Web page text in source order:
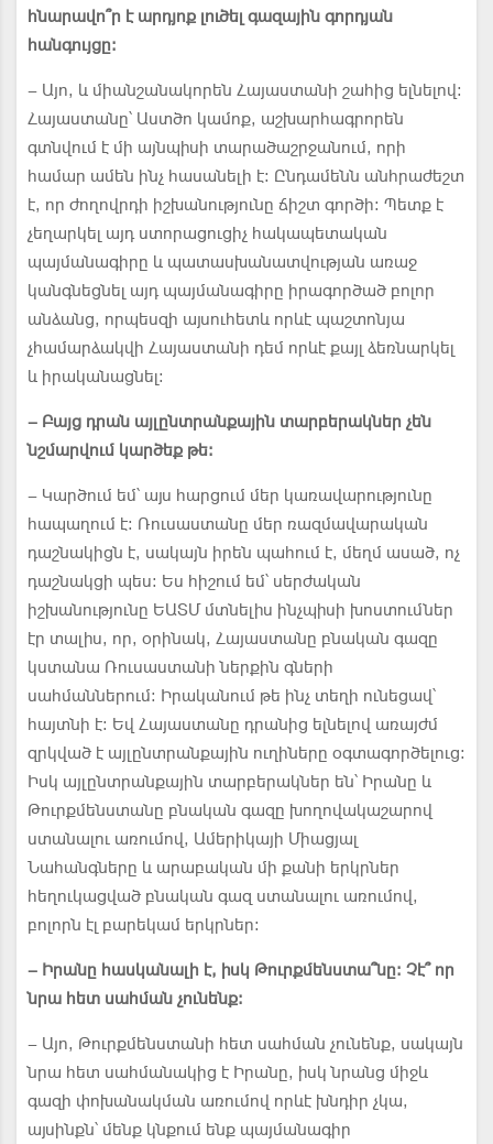
հնարավո՞ր է արդյոք լուծել գազային գորդյան
հանգույցը:
– Այո, և միանշանակորեն Հայաստանի շահից ելնելով:
Հայաստանը՝ Աստծո կամոք, աշխարհագրորեն
գտնվում է մի այնպիսի տարածաշրջանում, որի
համար ամեն ինչ հասանելի է: Ընդամենն անհրաժեշտ
է, որ ժողովրդի իշխանությունը ճիշտ գործի: Պետք է
չեղարկել այդ ստորացուցիչ հակապետական
պայմանագիրը և պատասխանատվության առաջ
կանգնեցնել այդ պայմանագիրը իրագործած բոլոր
անձանց, որպեսզի այսուհետև որևէ պաշտոնյա
չհամարձակվի Հայաստանի դեմ որևէ քայլ ձեռնարկել
և իրականացնել:
– Բայց դրան այլընտրանքային տարբերակներ չեն
նշմարվում կարծեք թե:
– Կարծում եմ՝ այս հարցում մեր կառավարությունը
հապաղում է: Ռուսաստանը մեր ռազմավարական
դաշնակիցն է, սակայն իրեն պահում է, մեղմ ասած, ոչ
դաշնակցի պես: Ես հիշում եմ՝ սերժական
իշխանությունը ԵԱՏՄ մտնելիս ինչպիսի խոստումներ
էր տալիս, որ, օրինակ, Հայաստանը բնական գազը
կստանա Ռուսաստանի ներքին գների
սահմաններում: Իրականում թե ինչ տեղի ունեցավ՝
հայտնի է: Եվ Հայաստանը դրանից ելնելով առայժմ
զրկված է այլընտրանքային ուղիները օգտագործելուց:
Իսկ այլընտրանքային տարբերակներ են՝ Իրանը և
Թուրքմենստանը բնական գազը խողովակաշարով
ստանալու առումով, Ամերիկայի Միացյալ
Նահանգները և արաբական մի քանի երկրներ
հեղուկացված բնական գազ ստանալու առումով,
բոլորն էլ բարեկամ երկրներ:
– Իրանը հասկանալի է, իսկ Թուրքմենստա՞նը։ Չէ՞ որ
նրա հետ սահման չունենք:
– Այո, Թուրքմենստանի հետ սահման չունենք, սակայն
նրա հետ սահմանակից է Իրանը, իսկ նրանց միջև
գազի փոխանակման առումով որևէ խնդիր չկա,
այսինքն՝ մենք կնքում ենք պայմանագիր